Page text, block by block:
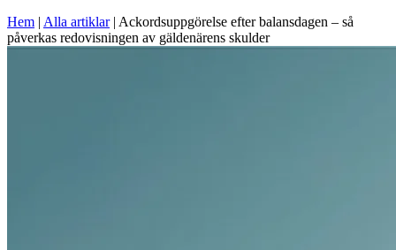
Hem | Alla artiklar| Ackordsuppgörelse efter balansdagen – så
påverkas redovisningen av gäldenärens skulder